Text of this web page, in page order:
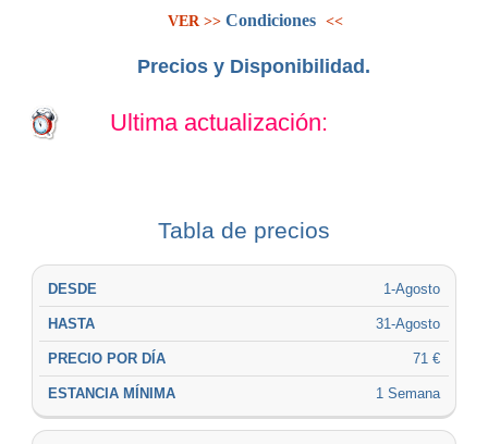
VER >> Condiciones <<
Precios y Disponibilidad .
Ultima actualización:
Tabla de precios
DESDE HASTA
POR
MÍNIMA
1-Agosto
31-Agosto
71 €
1 Semana